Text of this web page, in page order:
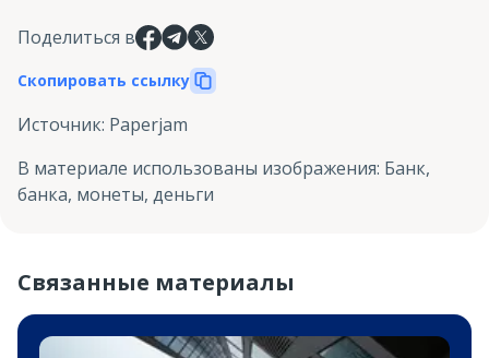
Поделиться в
Скопировать ссылку
Источник: Paperjam
В материале использованы изображения: Банк,
банка, монеты, деньги
Связанные материалы